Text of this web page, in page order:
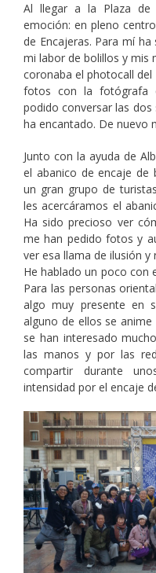
Al llegar a la Plaza de
emoción: en pleno
de Encajeras. Para mí
mi labor de bolillos y mis
coronaba el photocall
fotos con la fotógrafa
podido conversar las
ha encantado. De nuevo
Junto con la ayuda de
el abanico de encaje de
un gran grupo de
les acercáramos el
Ha sido precioso ver
me han pedido fotos y
ver esa llama de ilusión
He hablado un poco con
Para las personas
algo muy presente en
alguno de ellos se
se han interesado
las manos y por las
compartir durante
intensidad por el encaje